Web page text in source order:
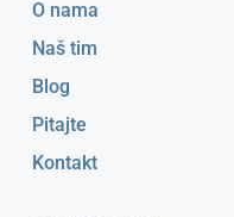
O nama
Naš tim
Blog
Pitajte
Kontakt